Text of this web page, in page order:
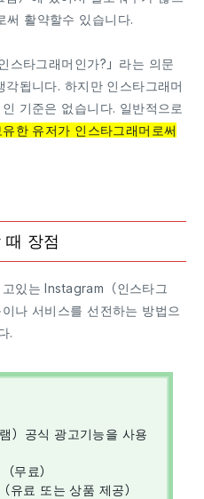
써 활약할수 있습니다.
스타그래머인가?」라는 의문
됩니다. 하지만 인스타그래머
기준은 없습니다. 일반적으로
한 유저가 인스타그래머로써
때 장점
있는 Instagram（인스타그
나 서비스를 선전하는 방법으
.
）공식 광고기능을 사용
무료）
유료 또는 상품 제공）